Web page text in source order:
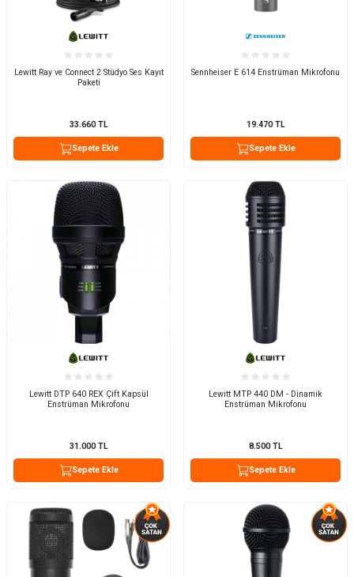
Lewitt Ray ve Connect 2 Stüdyo Ses Kayıt
Paketi
33.660TL
Sepete Ekle
Sennheiser E 614 Enstrüman Mikrofonu
19.470TL
Sepete Ekle
Lewitt DTP 640 REX Çift Kapsül
Enstrüman Mikrofonu
31.000TL
Sepete Ekle
Lewitt MTP 440 DM - Dinamik
Enstrüman Mikrofonu
8.500TL
Sepete Ekle